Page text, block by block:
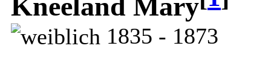
Kneeland Mary
1835 - 1873